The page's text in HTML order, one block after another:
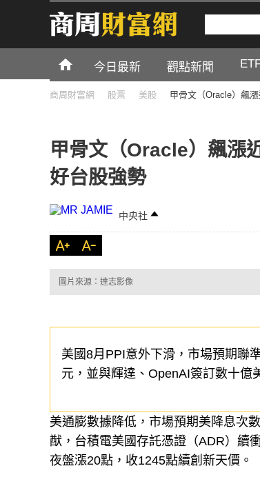
今日最新 觀點新聞
商周財富網 股票 美股 甲骨文（Oracle）飆
甲骨文（Oracle）飆漲
好台股強勢
中央社
圖片來源：達志影像
美國8月PPI意外下滑，市場預期聯
元，並與輝達、OpenAI簽訂數十億
美通膨數據降低，市場預期美降息次
猷，台積電美國存託憑證（ADR）續
夜盤漲20點，收1245點續創新天價。